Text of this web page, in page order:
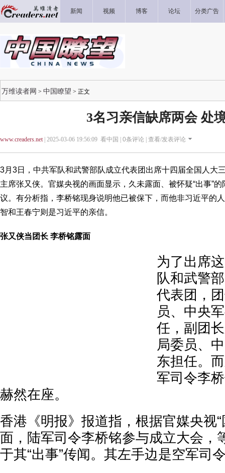
新闻 视频 博客 论坛 分类广告
万维读者网 > 中国瞭望 > 正文
3名习亲信缺席两会 处
www.creaders.net| 2025-03-06 19:56:09 看中国 | 0条评论 | 查看/发表评论
3月3日，中共军队和武警部队成立代表团出席十四届全国人大
主席张又侠。官媒央视的画面显示，久未露面、被怀疑“出事”
议。有分析指，李桥铭现身说明他已被保下，而他非习近平的
智和王春宁则是习近平的亲信。
张又侠当团长 李桥铭露面
为了出席
队和武警
代表团，
员、中央
任，副团
局委员、
东担任。
军司令李
赫然在座。
香港《明报》报道指，根据官媒央视
面，陆军司令李桥铭参与成立大会，
于其“出事”传闻。其左手边是空军司